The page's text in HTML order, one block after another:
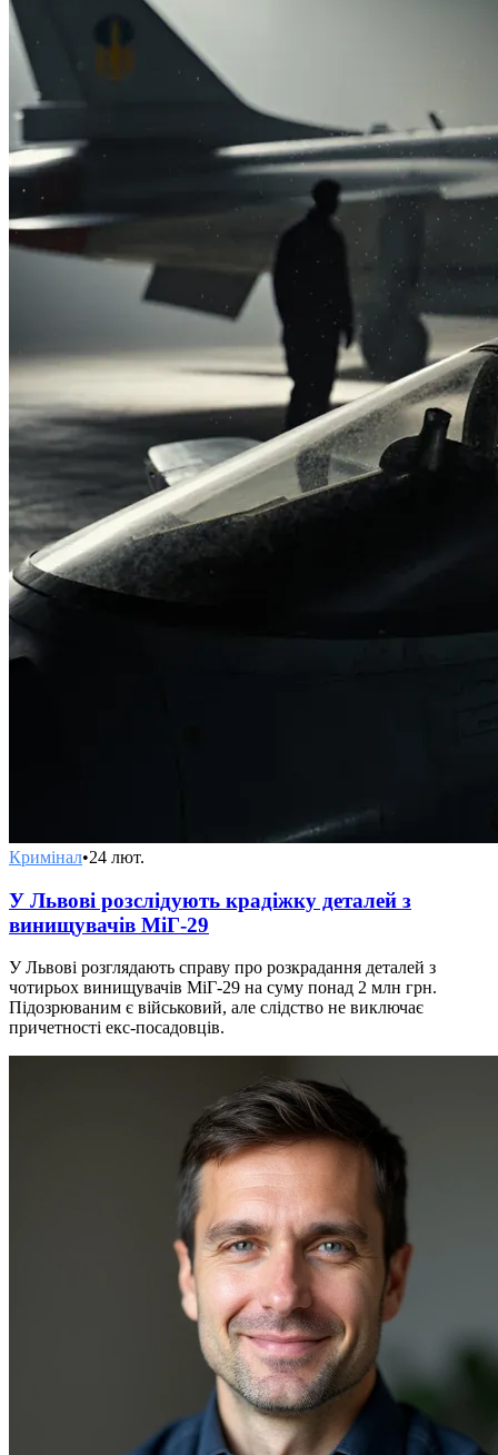
Кримінал•24 лют.
У Львові розслідують крадіжку деталей з
винищувачів МіГ-29
У Львові розглядають справу про розкрадання деталей з
чотирьох винищувачів МіГ-29 на суму понад 2 млн грн.
Підозрюваним є військовий, але слідство не виключає
причетності екс-посадовців.